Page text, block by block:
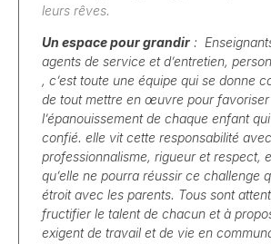
leurs rêves.
Un espace pour grandir :
agents de service et d’entretien,
, c’est toute une équipe qui se donne
de tout mettre en œuvre pour favoriser
l’épanouissement de chaque enfant
confié. elle vit cette responsabilité
professionnalisme, rigueur et respect,
qu’elle ne pourra réussir ce challenge
étroit avec les parents. Tous sont
fructifier le talent de chacun et à
exigent de travail et de vie en